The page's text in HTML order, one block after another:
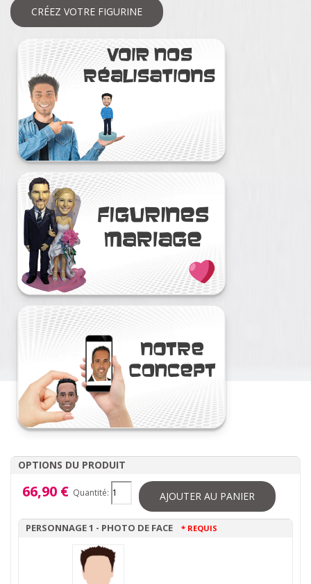
CRÉEZ VOTRE FIGURINE
OPTIONS DU PRODUIT
66,90 € Quantité: AJOUTER AU PANIER
PERSONNAGE 1 - PHOTO DE FACE * REQUIS